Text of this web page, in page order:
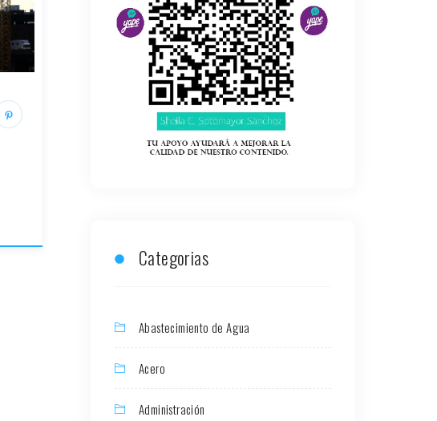
Categorias
Abastecimiento de Agua
Acero
Administración